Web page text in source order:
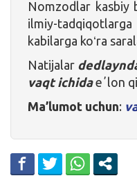
Nomzodlar kasbiy
ilmiy-
kabilarga koʻra
Natijalar
vaqt ichidaeʼlon
Ma’lumot uchun: